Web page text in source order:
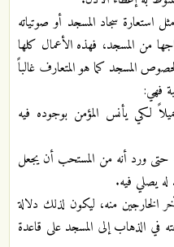
سجاد المسجد أو صوتياته
من المسجد، فهذه الأعمال كلها
المسجد كما هو المتعارف غالباً
فهي:
لكي يأنس المؤمن بوجوده فيه
حتى ورد أنه من المستحب أن يجعل
له يصلي فيه.
الخارجين منه، ليكون لذلك دلالة
في الذهاب إلى المسجد على قاعدة